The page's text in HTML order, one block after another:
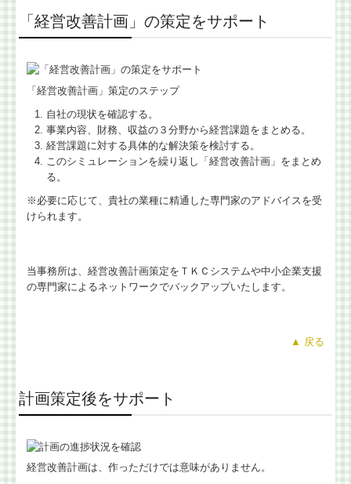
「経営改善計画」の策定をサポート
「経営改善計画」策定のステップ
自社の現状を確認する。
事業内容、財務、収益の３分野から経営課題をまとめる。
経営課題に対する具体的な解決策を検討する。
このシミュレーションを繰り返し「経営改善計画」をまとめ
る。
※必要に応じて、貴社の業種に精通した専門家のアドバイスを受
けられます。
当事務所は、経営改善計画策定をＴＫＣシステムや中小企業支援
の専門家によるネットワークでバックアップいたします。
▲ 戻る
計画策定後をサポート
経営改善計画は、作っただけでは意味がありません。